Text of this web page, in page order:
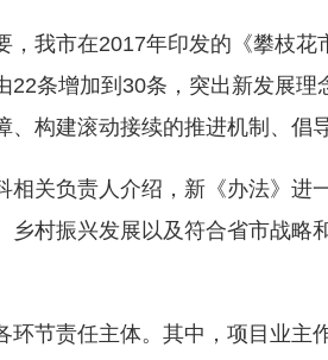
我市在2017年印发的《攀枝花
条增加到30条，突出新发展理
构建滚动接续的推进机制、倡
关负责人介绍，新《办法》进
村振兴发展以及符合省市战略
节责任主体。其中，项目业主